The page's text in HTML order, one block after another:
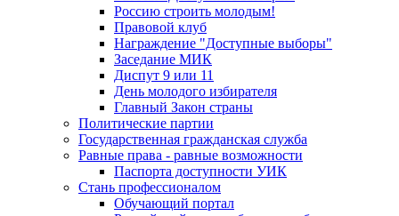
Россию строить молодым!
Правовой клуб
Награждение "Доступные выборы"
Заседание МИК
Диспут 9 или 11
День молодого избирателя
Главный Закон страны
Политические партии
Государственная гражданская служба
Равные права - равные возможности
Паспорта доступности УИК
Стань профессионалом
Обучающий портал